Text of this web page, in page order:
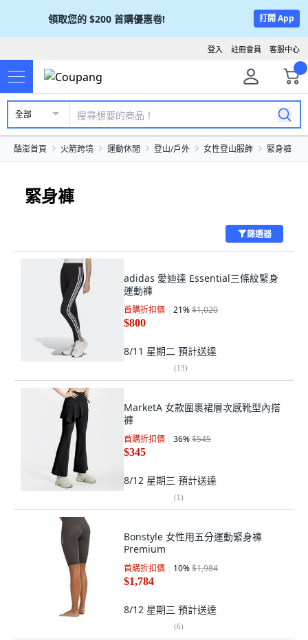
領取您的 $200 首購優惠卷! 打開 App
客服中心
註冊會員
登入
全部
酷澎首頁 火箭跨境 運動休閒 登山/戶外 女性登山服飾 緊身褲
緊身褲
篩選器
adidas 愛迪達 Essential三條紋緊身
運動褲
首購折扣價 21%$1,020
$800
8/11 星期二 預計送達
(13)
MarketA 女款圍裹裙層次感靴型內搭
褲
首購折扣價 36%$545
$345
8/12 星期三 預計送達
(1)
Bonstyle 女性用五分運動緊身褲
Premium
首購折扣價 10%$1,984
$1,784
8/12 星期三 預計送達
(6)